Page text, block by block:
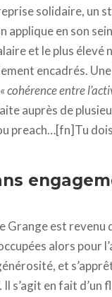
solidaire, un
applique en son
et le plus
encadrés.
« cohérence entre
auprès de
preach…[fn]Tu
Grange est
alors pour
et
s’agit en fait